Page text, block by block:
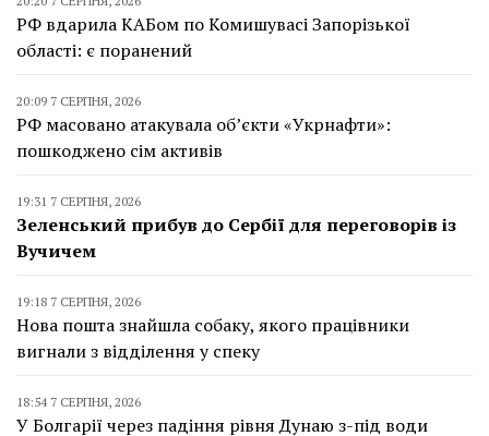
РФ вдарила КАБом по Комишувасі Запорізької
області: є поранений
20:09 7 СЕРПНЯ, 2026
РФ масовано атакувала об’єкти «Укрнафти»:
пошкоджено сім активів
19:31 7 СЕРПНЯ, 2026
Зеленський прибув до Сербії для переговорів із
Вучичем
19:18 7 СЕРПНЯ, 2026
Нова пошта знайшла собаку, якого працівники
вигнали з відділення у спеку
18:54 7 СЕРПНЯ, 2026
У Болгарії через падіння рівня Дунаю з-під води